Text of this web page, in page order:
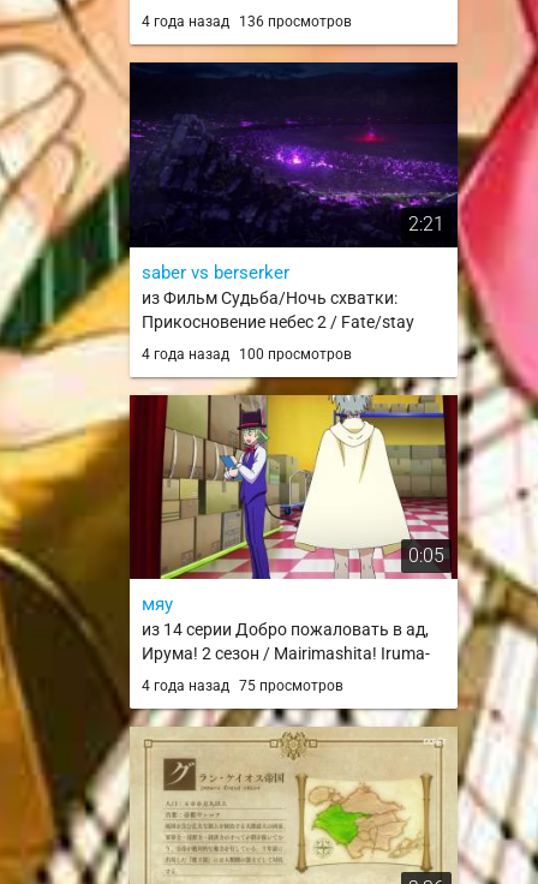
4 года назад 136 просмотров
2:21
saber vs berserker
из Фильм Судьба/Ночь схватки:
Прикосновение небес 2 / Fate/stay
night Movie: Heaven's Feel - II. Lost
4 года назад 100 просмотров
0:05
мяу
из 14 серии Добро пожаловать в ад,
Ирума! 2 сезон / Mairimashita! Iruma-
kun 2nd Season
4 года назад 75 просмотров